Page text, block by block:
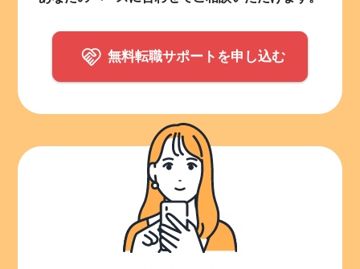
無料転職サポートを申し込む